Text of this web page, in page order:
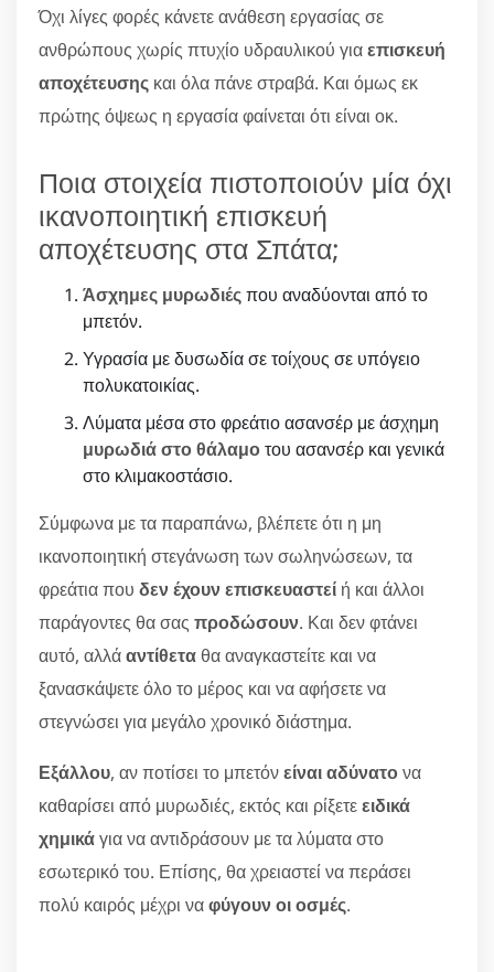
Όχι λίγες φορές κάνετε ανάθεση εργασίας σε
ανθρώπους χωρίς πτυχίο υδραυλικού γιαεπισκευή
αποχέτευσης και όλα πάνε στραβά. Και όμως εκ
πρώτης όψεως η εργασία φαίνεται ότι είναι οκ.
Ποια στοιχεία πιστοποιούν μία όχι
ικανοποιητική επισκευή
αποχέτευσης στα Σπάτα;
Άσχημες μυρωδιέςπου αναδύονται από το
μπετόν.
Υγρασία με δυσωδία σε τοίχους σε υπόγειο
πολυκατοικίας.
Λύματα μέσα στο φρεάτιο ασανσέρ με άσχημη
μυρωδιά στο θάλαμοτου ασανσέρ και γενικά
στο κλιμακοστάσιο.
Σύμφωνα με τα παραπάνω, βλέπετε ότι η μη
ικανοποιητική στεγάνωση των σωληνώσεων, τα
φρεάτια που δεν έχουν επισκευαστεί ή και άλλοι
παράγοντες θα σας προδώσουν. Και δεν φτάνει
αυτό, αλλάαντίθεταθα αναγκαστείτε και να
ξανασκάψετε όλο το μέρος και να αφήσετε να
στεγνώσει για μεγάλο χρονικό διάστημα.
Εξάλλου, αν ποτίσει το μπετόνείναι αδύνατονα
καθαρίσει από μυρωδιές, εκτός και ρίξετεειδικά
χημικάγια να αντιδράσουν με τα λύματα στο
εσωτερικό του. Επίσης, θα χρειαστεί να περάσει
πολύ καιρός μέχρι ναφύγουν οι οσμές.